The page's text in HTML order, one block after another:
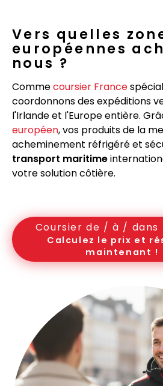
Vers quelles
européennes
nous ?
Commecoursier France
coordonnons des expéditions
l'Irlande et l'Europe entière.
européen, vos produits de la
acheminement réfrigéré et
transport maritime
votre solution côtière.
Coursier de / à / dans
Calculez le prix et
maintenant !